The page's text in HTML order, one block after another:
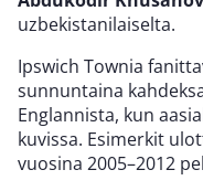
uzbekistanilaiselta.
Ipswich Townia
sunnuntaina
Englannista, kun
kuvissa. Esimerkit
vuosina 2005–2012